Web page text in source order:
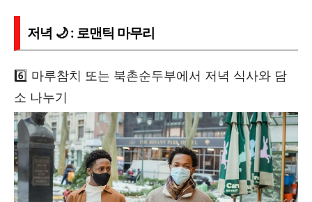
저녁 🌙 : 로맨틱 마무리
6️⃣ 마루참치 또는 북촌순두부에서 저녁 식사와 담
소 나누기